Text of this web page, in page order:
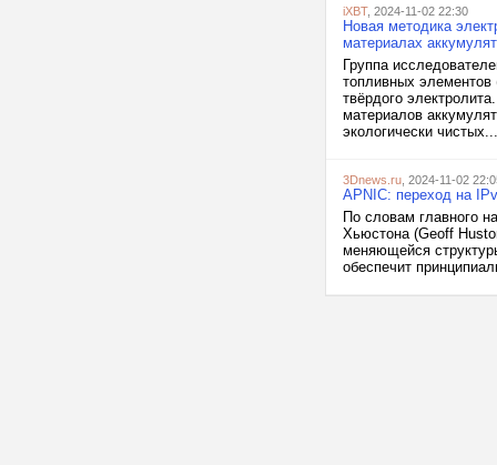
iXBT, 2024-11-02 22:30
Новая методика
материалах
Группа
топливных элементов
твёрдого
материалов
экологически чистых...
3Dnews.ru , 2024-11-02
APNIC: переход на
По словам главного
Хьюстона (Geoff
меняющейся
обеспечит